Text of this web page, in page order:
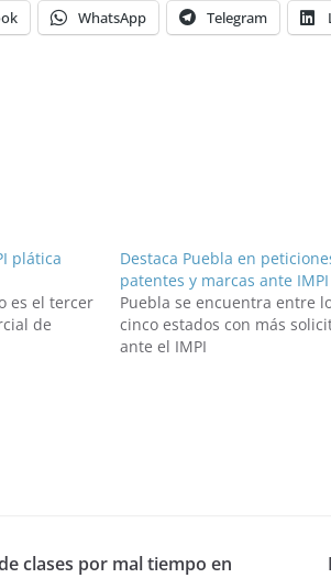
WhatsApp Telegram
plática
es el tercer
de
Destaca Puebla en
patentes y marcas ante IMPI
Puebla se encuentra entre
cinco estados con más
ante el IMPI
clases por mal tiempo en